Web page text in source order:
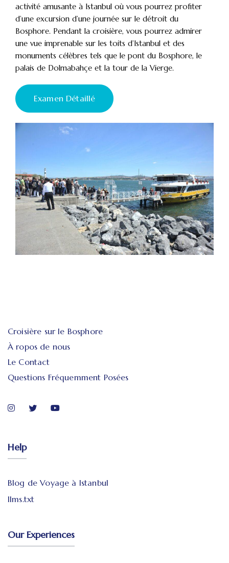
activité amusante à Istanbul où vous pourrez profiter
d’une excursion d’une journée sur le détroit du
Bosphore. Pendant la croisière, vous pourrez admirer
une vue imprenable sur les toits d’Istanbul et des
monuments célèbres tels que le pont du Bosphore, le
palais de Dolmabahçe et la tour de la Vierge.
Examen Détaillé
Croisière sur le Bosphore
À ropos de nous
Le Contact
Questions Fréquemment Posées
Help
Blog de Voyage à Istanbul
llms.txt
Our Experiences